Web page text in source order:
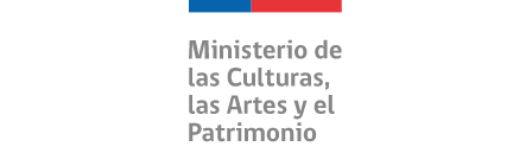
Ministerio de las